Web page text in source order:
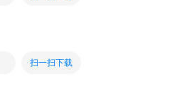
扫一扫下载